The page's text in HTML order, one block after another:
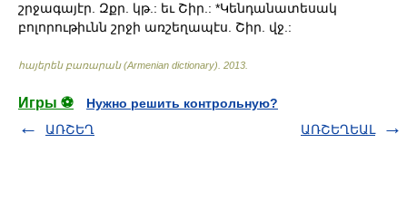
շրջագայէր. Զքր. կթ.: եւ Շիր.: *Կենդանատեսակ
բոլորութիւնն շրջի առշեղապէս. Շիր. վջ.:
հայերեն բառարան (Armenian dictionary) 2013
Игры ⚽
Нужно решить контрольную?
ԱՌՇԵՂ
ԱՌՇԵՂԵԱԼ